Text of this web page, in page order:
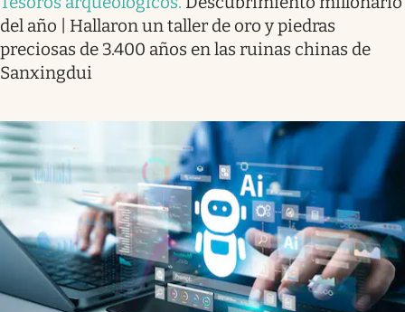
del año | Hallaron un taller de oro y piedras
preciosas de 3.400 años en las ruinas chinas de
Sanxingdui